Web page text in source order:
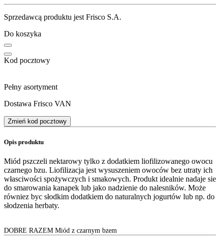
Sprzedawcą produktu jest Frisco S.A.
Do koszyka
Kod pocztowy
Pełny asortyment
Dostawa Frisco VAN
Zmień kod pocztowy
Opis produktu
Miód pszczeli nektarowy tylko z dodatkiem liofilizowanego owocu
czarnego bzu. Liofilizacja jest wysuszeniem owoców bez utraty ich
własciwości spożywczych i smakowych. Produkt idealnie nadaje sie
do smarowania kanapek lub jako nadzienie do nalesników. Może
równiez byc słodkim dodatkiem do naturalnych jogurtów lub np. do
słodzenia herbaty.
DOBRE RAZEM Miód z czarnym bzem